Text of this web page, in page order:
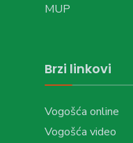
MUP
Brzi linkovi
Vogošća online
Vogošća video